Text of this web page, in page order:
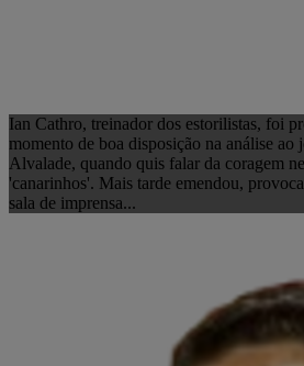
Ian Cathro, treinador dos estorilistas, foi
momento de boa disposição na análise
Alvalade, quando quis falar da coragem
'canarinhos'. Mais tarde emendou,
sala de imprensa...